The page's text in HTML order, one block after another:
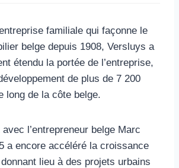
familiale qui façonne le
belge depuis 1908, Versluys a
étendu la portée de l’entreprise,
de plus de 7 200
long de la côte belge.
l’entrepreneur belge Marc
a encore accéléré la croissance
lieu à des projets urbains